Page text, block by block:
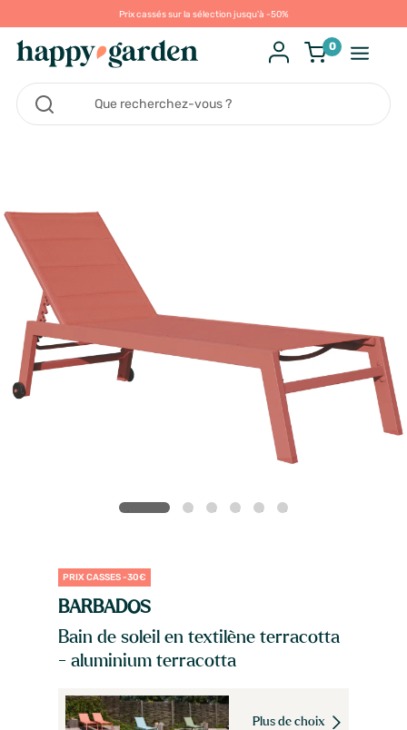
Prix cassés sur la sélection jusqu'à -50%
0
PRIX CASSES -30€
BARBADOS
Bain de soleil en textilène terracotta
- aluminium terracotta
Plus de choix